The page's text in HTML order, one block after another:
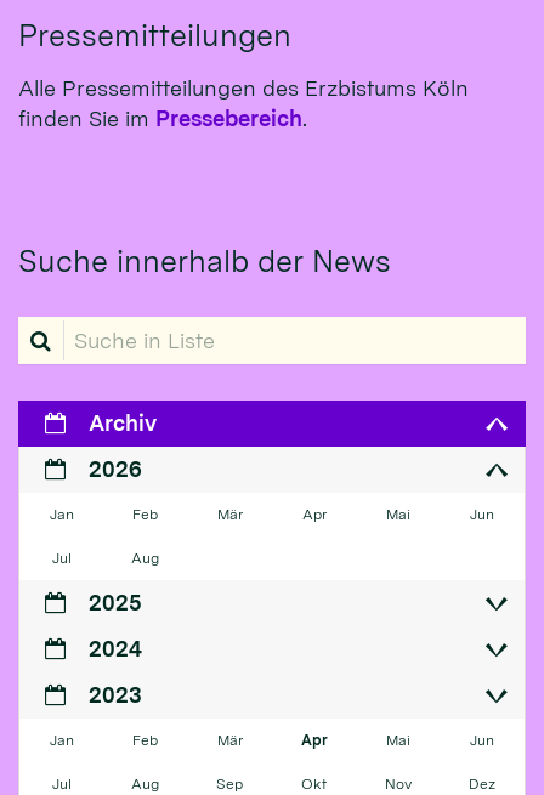
Pressemitteilungen
Alle Pressemitteilungen des Erzbistums Köln
finden Sie im Pressebereich.
Suche innerhalb der News
Suche in Liste
Archiv
2026
Jan Feb Mär Apr Mai Jun
Jul Aug
2025
2024
2023
Jan Feb Mär Apr Mai Jun
Jul Aug Sep Okt Nov Dez